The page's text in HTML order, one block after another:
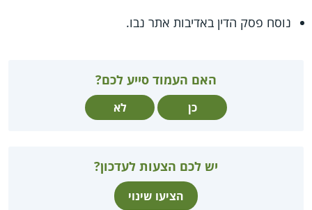
נוסח פסק הדין באדיבות אתר נבו.
האם העמוד סייע לכם?
כן לא
יש לכם הצעות לעדכון?
הציעו שינוי